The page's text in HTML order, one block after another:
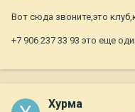
Вот сюда звоните,это
+7 906 237 33 93 это еще
Хурма